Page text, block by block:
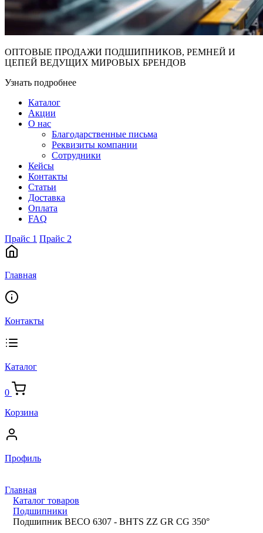
ОПТОВЫЕ ПРОДАЖИ ПОДШИПНИКОВ, РЕМНЕЙ И
ЦЕПЕЙ ВЕДУЩИХ МИРОВЫХ БРЕНДОВ
Узнать подробнее
Каталог
Акции
О нас
Благодарственные письма
Реквизиты компании
Сотрудники
Кейсы
Контакты
Статьи
Доставка
Оплата
FAQ
Прайс 1 Прайс 2
Главная
Контакты
Каталог
0
Корзина
Профиль
Главная
Каталог товаров
Подшипники
Подшипник BECO 6307 - BHTS ZZ GR CG 350°